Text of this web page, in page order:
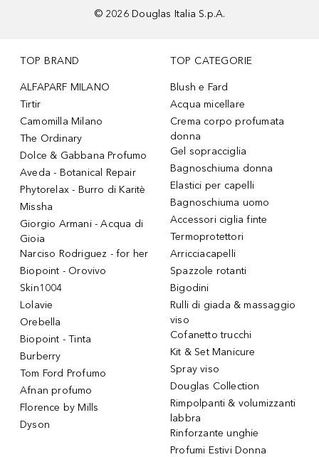
© 2026 Douglas Italia S.p.A.
TOP BRAND
ALFAPARF MILANO
Tirtir
Camomilla Milano
The Ordinary
Dolce & Gabbana Profumo
Aveda - Botanical Repair
Phytorelax - Burro di Karitè
Missha
Giorgio Armani - Acqua di
Gioia
Narciso Rodriguez - for her
Biopoint - Orovivo
Skin1004
Lolavie
Orebella
Biopoint - Tinta
Burberry
Tom Ford Profumo
Afnan profumo
Florence by Mills
Dyson
TOP CATEGORIE
Blush e Fard
Acqua micellare
Crema corpo profumata
donna
Gel sopracciglia
Bagnoschiuma donna
Elastici per capelli
Bagnoschiuma uomo
Accessori ciglia finte
Termoprotettori
Arricciacapelli
Spazzole rotanti
Bigodini
Rulli di giada & massaggio
viso
Cofanetto trucchi
Kit & Set Manicure
Spray viso
Douglas Collection
Rimpolpanti & volumizzanti
labbra
Rinforzante unghie
Profumi Estivi Donna